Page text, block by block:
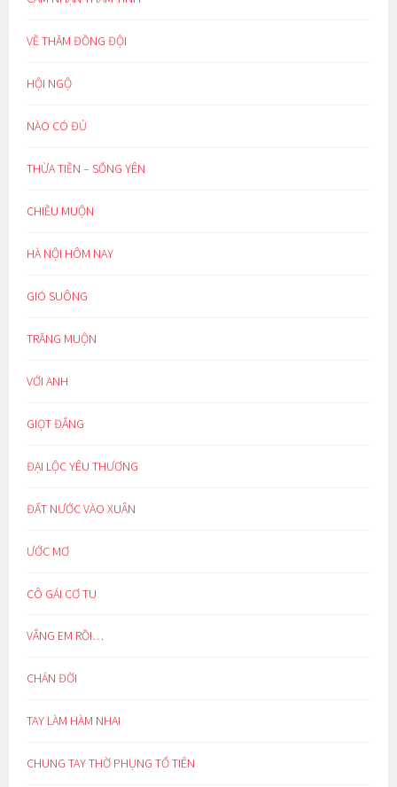
VỀ THĂM ĐỒNG ĐỘI
HỘI NGỘ
NÀO CÓ ĐỦ
THỪA TIỀN – SỐNG YÊN
CHIỀU MUỘN
HÀ NỘI HÔM NAY
GIÓ SUÔNG
TRĂNG MUỘN
VỚI ANH
GIỌT ĐẮNG
ĐẠI LỘC YÊU THƯƠNG
ĐẤT NƯỚC VÀO XUÂN
ƯỚC MƠ
CÔ GÁI CƠ TU
VẮNG EM RỒI…
CHÁN ĐỜI
TAY LÀM HÀM NHAI
CHUNG TAY THỜ PHỤNG TỔ TIÊN